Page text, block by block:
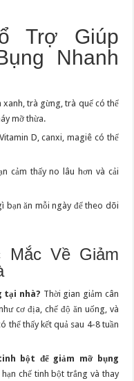
Trợ Giúp
Nhanh
xanh, trà gừng, trà quế có thể
mỡ thừa.
Vitamin D, canxi, magiê có thể
cảm thấy no lâu hơn và cải
bạn ăn mỗi ngày để theo dõi
Mắc Về Giảm
tại nhà? Thời gian giảm cân
cơ địa, chế độ ăn uống, và
thể thấy kết quả sau 4-8 tuần
bột để giảm mỡ bụng
chế tinh bột trắng và thay